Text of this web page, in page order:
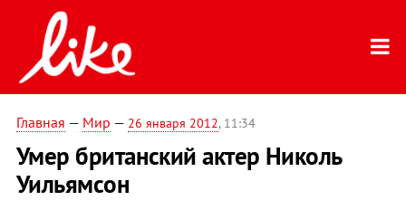
Главная — Мир — 26 января 2012, 11:34
Умер британский актер Николь
Уильямсон